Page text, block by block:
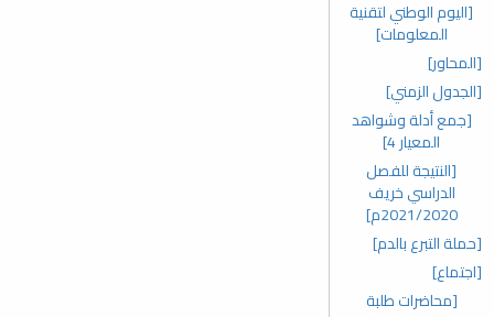
[اليوم الوطني لتقنية
المعلومات]
[المحاور]
[الجدول الزمني]
[جمع أدلة وشواهد
المعيار 4]
[النتيجة للفصل
الدراسي خريف
2021/2020م]
[حملة التبرع بالدم]
[اجتماع]
[محاضرات طلبة